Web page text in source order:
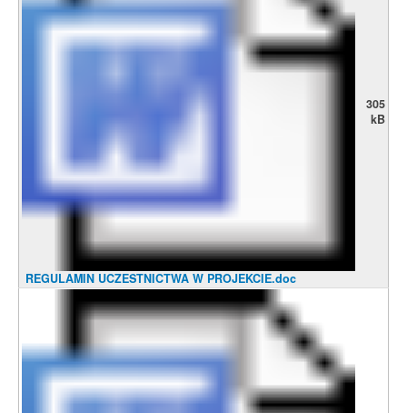
REGULAMIN UCZESTNICTWA W PROJEKCIE.doc
305
kB